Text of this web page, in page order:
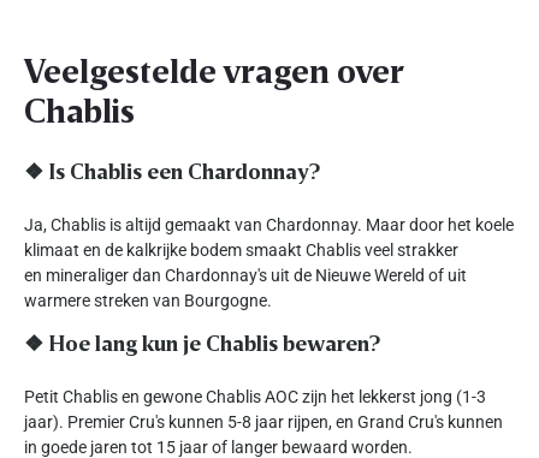
Veelgestelde vragen over
Chablis
❖ Is Chablis een Chardonnay?
Ja, Chablis is altijd gemaakt van Chardonnay. Maar door het koele
klimaat en de kalkrijke bodem smaakt Chablis veel strakker
en mineraliger dan Chardonnay's uit de Nieuwe Wereld of uit
warmere streken van Bourgogne.
❖ Hoe lang kun je Chablis bewaren?
Petit Chablis en gewone Chablis AOC zijn het lekkerst jong (1-3
jaar). Premier Cru's kunnen 5-8 jaar rijpen, en Grand Cru's kunnen
in goede jaren tot 15 jaar of langer bewaard worden.